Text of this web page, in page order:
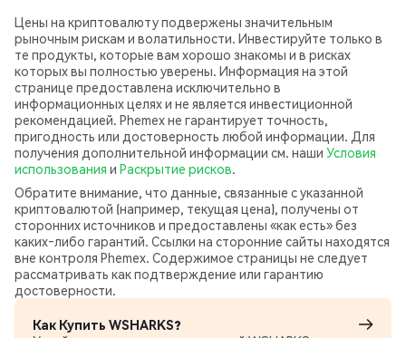
Цены на криптовалюту подвержены значительным
рыночным рискам и волатильности. Инвестируйте только в
те продукты, которые вам хорошо знакомы и в рисках
которых вы полностью уверены. Информация на этой
странице предоставлена исключительно в
информационных целях и не является инвестиционной
рекомендацией. Phemex не гарантирует точность,
пригодность или достоверность любой информации. Для
получения дополнительной информации см. наши Условия
использования и Раскрытие рисков.
Обратите внимание, что данные, связанные с указанной
криптовалютой (например, текущая цена), получены от
сторонних источников и предоставлены «как есть» без
каких‑либо гарантий. Ссылки на сторонние сайты находятся
вне контроля Phemex. Содержимое страницы не следует
рассматривать как подтверждение или гарантию
достоверности.
Как Купить WSHARKS?